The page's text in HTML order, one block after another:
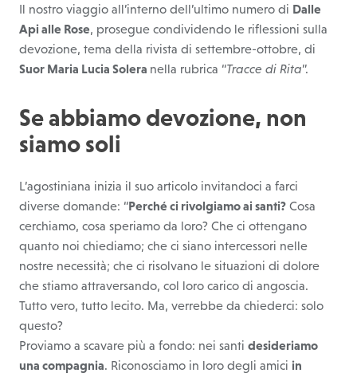
Il nostro viaggio all’interno dell’ultimo numero di Dalle
Api alle Rose, prosegue condividendo le riflessioni sulla
devozione, tema della rivista di settembre-ottobre, di
Suor Maria Lucia Solera nella rubrica “Tracce di Rita”.
Se abbiamo devozione, non
siamo soli
L’agostiniana inizia il suo articolo invitandoci a farci
diverse domande: “Perché ci rivolgiamo ai santi? Cosa
cerchiamo, cosa speriamo da loro? Che ci ottengano
quanto noi chiediamo; che ci siano intercessori nelle
nostre necessità; che ci risolvano le situazioni di dolore
che stiamo attraversando, col loro carico di angoscia.
Tutto vero, tutto lecito. Ma, verrebbe da chiederci: solo
questo?
Proviamo a scavare più a fondo: nei santi desideriamo
una compagnia. Riconosciamo in loro degli amici in